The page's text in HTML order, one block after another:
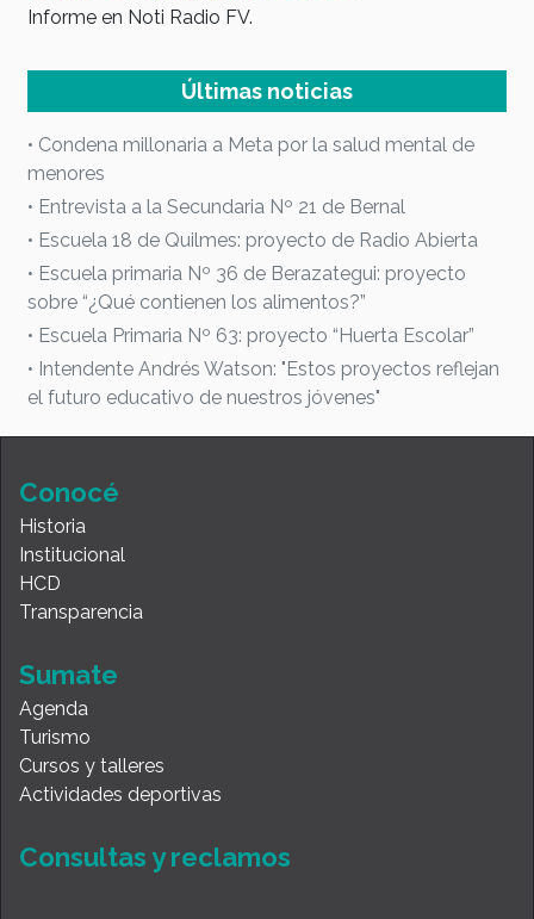
Informe en Noti Radio FV.
Últimas noticias
• Condena millonaria a Meta por la salud mental de
menores
• Entrevista a la Secundaria Nº 21 de Bernal
• Escuela 18 de Quilmes: proyecto de Radio Abierta
• Escuela primaria Nº 36 de Berazategui: proyecto
sobre “¿Qué contienen los alimentos?”
• Escuela Primaria Nº 63: proyecto “Huerta Escolar”
• Intendente Andrés Watson: "Estos proyectos reflejan
el futuro educativo de nuestros jóvenes"
Conocé
Historia
Institucional
HCD
Transparencia
Sumate
Agenda
Turismo
Cursos y talleres
Actividades deportivas
Consultas y reclamos